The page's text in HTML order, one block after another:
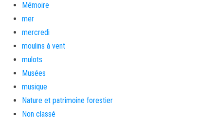
Mémoire
mer
mercredi
moulins à vent
mulots
Musées
musique
Nature et patrimoine forestier
Non classé